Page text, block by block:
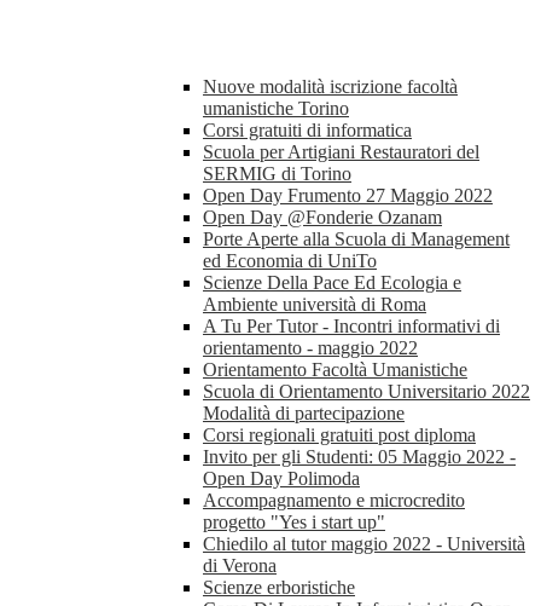
Nuove modalità iscrizione facoltà
umanistiche Torino
Corsi gratuiti di informatica
Scuola per Artigiani Restauratori del
SERMIG di Torino
Open Day Frumento 27 Maggio 2022
Open Day @Fonderie Ozanam
Porte Aperte alla Scuola di Management
ed Economia di UniTo
Scienze Della Pace Ed Ecologia e
Ambiente università di Roma
A Tu Per Tutor - Incontri informativi di
orientamento - maggio 2022
Orientamento Facoltà Umanistiche
Scuola di Orientamento Universitario 2022
Modalità di partecipazione
Corsi regionali gratuiti post diploma
Invito per gli Studenti: 05 Maggio 2022 -
Open Day Polimoda
Accompagnamento e microcredito
progetto "Yes i start up"
Chiedilo al tutor maggio 2022 - Università
di Verona
Scienze erboristiche